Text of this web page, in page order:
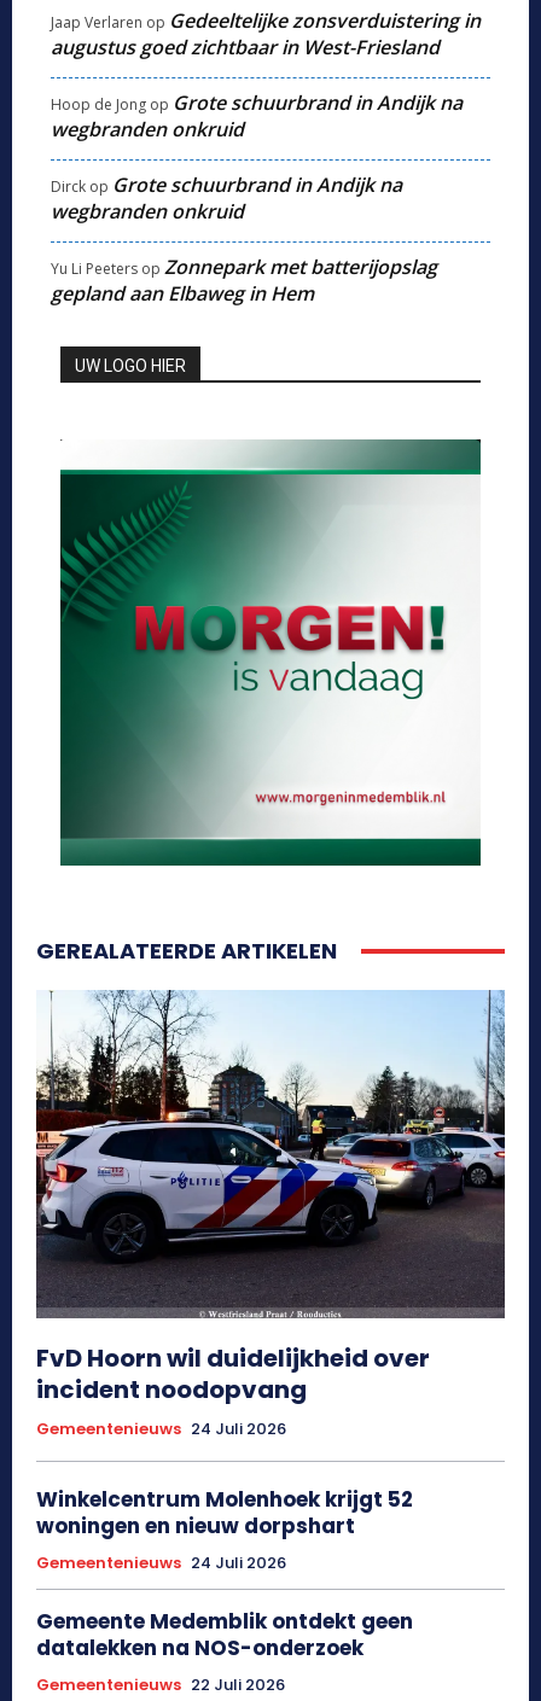
Jaap Verlaren op Gedeeltelijke zonsverduistering in
augustus goed zichtbaar in West-Friesland
Hoop de Jong op Grote schuurbrand in Andijk na
wegbranden onkruid
Dirck op Grote schuurbrand in Andijk na
wegbranden onkruid
Yu Li Peeters op Zonnepark met batterijopslag
gepland aan Elbaweg in Hem
UW LOGO HIER
GEREALATEERDE ARTIKELEN
FvD Hoorn wil duidelijkheid over
incident noodopvang
Gemeentenieuws 24 Juli 2026
Winkelcentrum Molenhoek krijgt 52
woningen en nieuw dorpshart
Gemeentenieuws 24 Juli 2026
Gemeente Medemblik ontdekt geen
datalekken na NOS-onderzoek
Gemeentenieuws 22 Juli 2026